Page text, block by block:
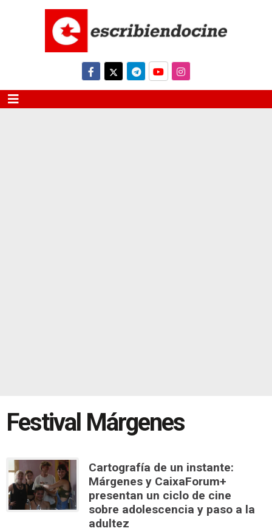
Festival Márgenes
Cartografía de un instante:
Márgenes y CaixaForum+
presentan un ciclo de cine
sobre adolescencia y paso a la
adultez